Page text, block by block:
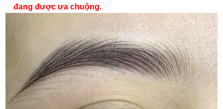
đang được ưa chuộng.